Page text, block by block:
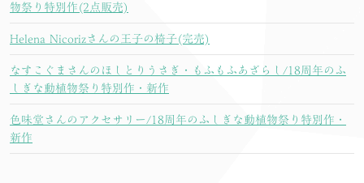
物祭り特別作(2点販売)
Helena Nicorizさんの王子の椅子(完売)
なすこぐまさんのほしとりうさぎ・もふもふあざらし/18周年のふ
しぎな動植物祭り特別作・新作
色味堂さんのアクセサリー/18周年のふしぎな動植物祭り特別作・
新作